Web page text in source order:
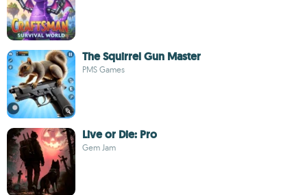
The Squirrel Gun Master
PMS Games
Live or Die: Pro
Gem Jam